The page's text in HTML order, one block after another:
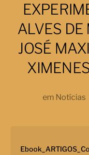
ALVES DE
JOSÉ
em Notícias